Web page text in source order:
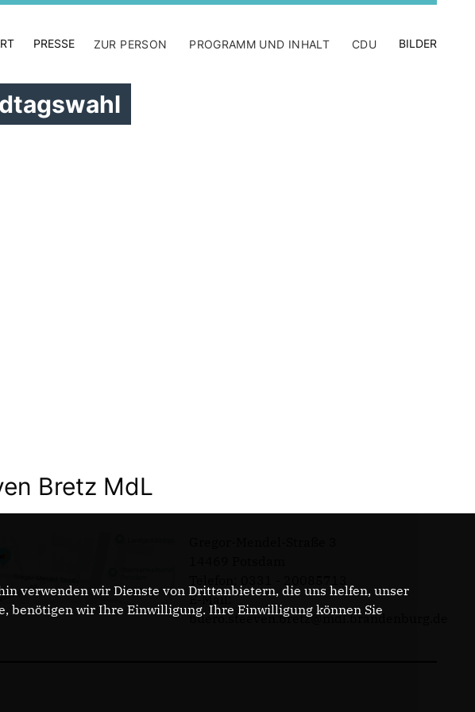
PRESSE ZUR PERSON PROGRAMM UND INHALT CDU BILDER
Bretz MdL
E-Mail:
buero.steeven.bretz@mdl.brandenburg.de
verwenden wir Dienste von Drittanbietern, die uns helfen, unser
benötigen wir Ihre Einwilligung. Ihre Einwilligung können Sie